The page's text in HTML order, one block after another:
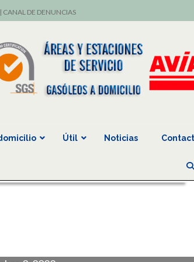
CANAL DE DENUNCIAS
Útil Noticias